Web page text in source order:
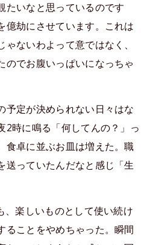
たいなと思っているのです
億劫にさせています。これは
ないわよって意ではなく、
のでお腹いっぱいになっちゃ
予定が決められない日々はな
2時に鳴る「何してんの？」っ
食卓に並ぶお皿は増えた。職
送っていたんだなと感じ「生
、楽しいものとして使い続け
ることをやめちゃった。瞬間